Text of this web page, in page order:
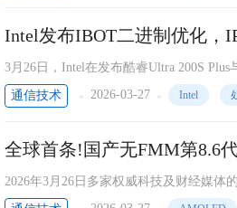
Intel发布IBOT二进制优化，
3月26日，Intel在发布酷睿Ultra 200S
T)。
通信技术 2026-03-27 Intel
全球首条!国产无FMM第8.6
2026年3月26日多家权威科技及财经媒体
设立)在当日举行了第8.6代AMOLED生产